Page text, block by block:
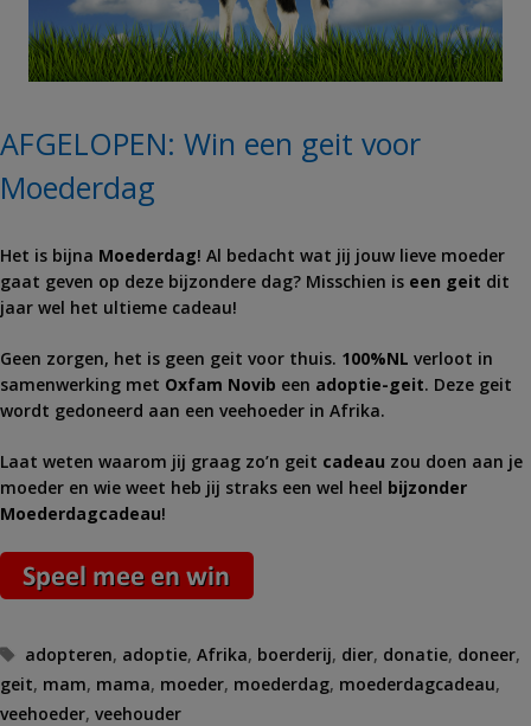
AFGELOPEN: Win een geit voor
Moederdag
Het is bijna Moederdag! Al bedacht wat jij jouw lieve moeder
gaat geven op deze bijzondere dag? Misschien is een geit dit
jaar wel het ultieme cadeau!
Geen zorgen, het is geen geit voor thuis. 100%NL verloot in
samenwerking met Oxfam Novib een adoptie-geit. Deze geit
wordt gedoneerd aan een veehoeder in Afrika.
Laat weten waarom jij graag zo’n geit cadeau zou doen aan je
moeder en wie weet heb jij straks een wel heel bijzonder
Moederdagcadeau!
Tags
adopteren, adoptie,Afrika, boerderij, dier, donatie, doneer,
geit, mam, mama, moeder, moederdag, moederdagcadeau,
veehoeder, veehouder